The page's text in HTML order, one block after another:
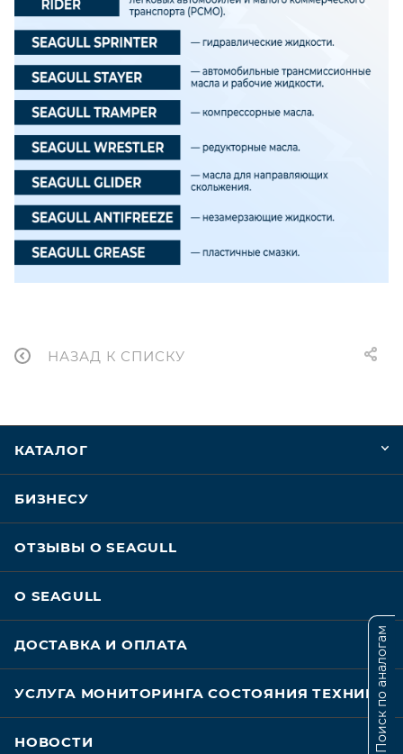
НАЗАД К СПИСКУ
КАТАЛОГ
БИЗНЕСУ
ОТЗЫВЫ О SEAGULL
О SEAGULL
ДОСТАВКА И ОПЛАТА
УСЛУГА МОНИТОРИНГА СОСТОЯНИЯ ТЕХНИКИ
НОВОСТИ Поиск по аналогам